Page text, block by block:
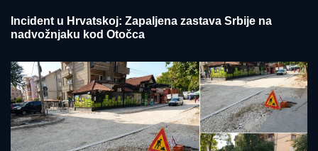
Incident u Hrvatskoj: Zapaljena zastava Srbije na
nadvožnjaku kod Otočca